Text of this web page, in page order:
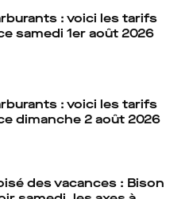
: voici les tarifs
samedi 1er août 2026
: voici les tarifs
dimanche 2 août 2026
des vacances : Bison